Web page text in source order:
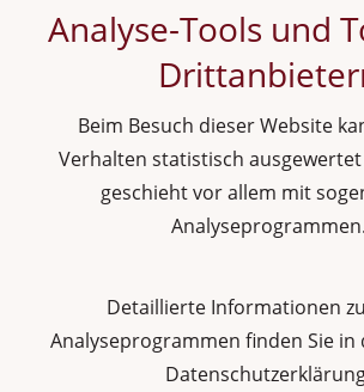
Analyse-Tools und
Beim Besuch dieser Website
Verhalten statistisch
geschieht vor allem mit
Analyseprogrammen.
Detaillierte Informationen
Analyseprogrammen finden Sie in